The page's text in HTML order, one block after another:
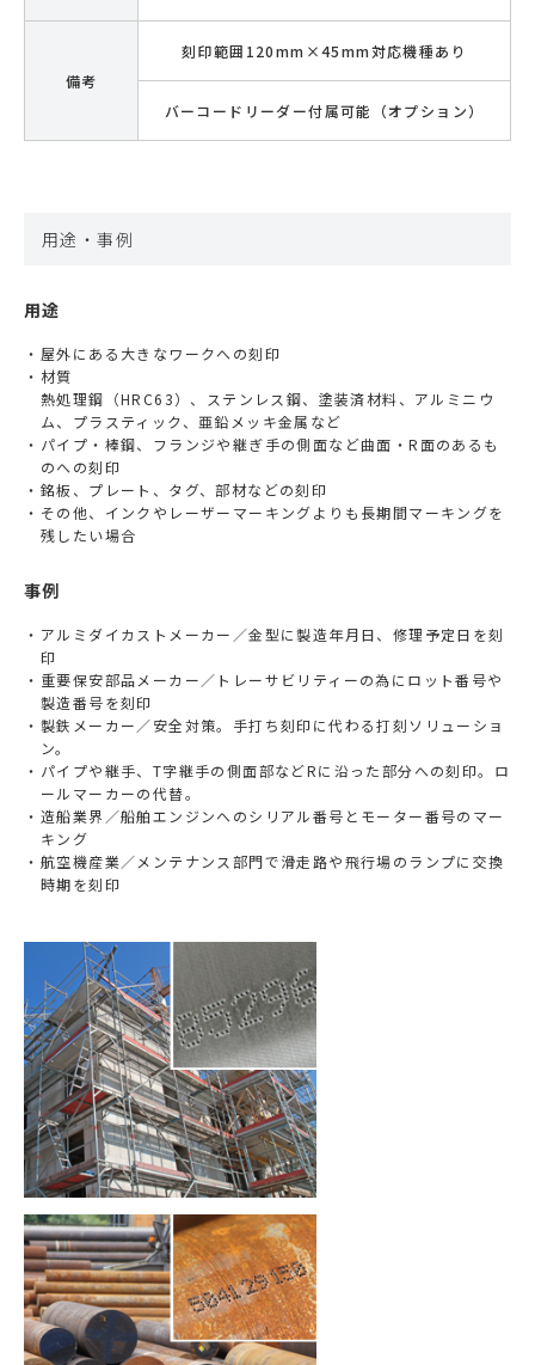
備考
刻印範囲120mm×45mm対応機種あり
バーコードリーダー付属可能（オプション）
用途・事例
用途
屋外にある大きなワークへの刻印
材質
熱処理鋼（HRC63）、ステンレス鋼、塗装済材料、アルミニウ
ム、プラスティック、亜鉛メッキ金属など
パイプ・棒鋼、フランジや継ぎ手の側面など曲面・R面のあるも
のへの刻印
銘板、プレート、タグ、部材などの刻印
その他、インクやレーザーマーキングよりも長期間マーキングを
残したい場合
事例
アルミダイカストメーカー／金型に製造年月日、修理予定日を刻
印
重要保安部品メーカー／トレーサビリティーの為にロット番号や
製造番号を刻印
製鉄メーカー／安全対策。手打ち刻印に代わる打刻ソリューショ
ン。
パイプや継手、 T字継手の側面部などRに沿った部分への刻印。ロ
ールマーカーの代替。
造船業界／船舶エンジンへのシリアル番号とモーター番号のマー
キング
航空機産業／メンテナンス部門で滑走路や飛行場のランプに交換
時期を刻印